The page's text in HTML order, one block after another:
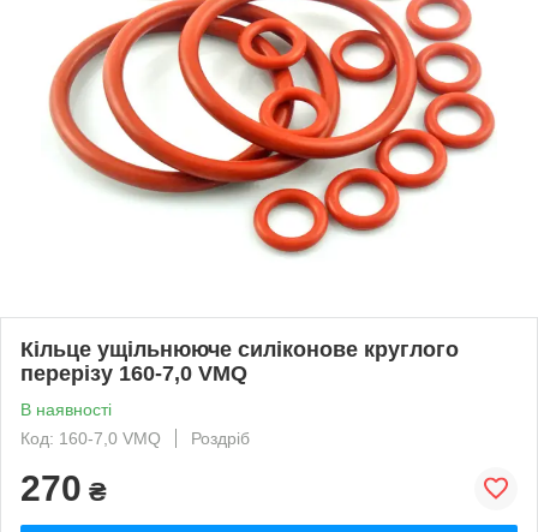
Кільце ущільнююче силіконове круглого
перерізу 160-7,0 VMQ
В наявності
Код: 160-7,0 VMQ
Роздріб
270 ₴